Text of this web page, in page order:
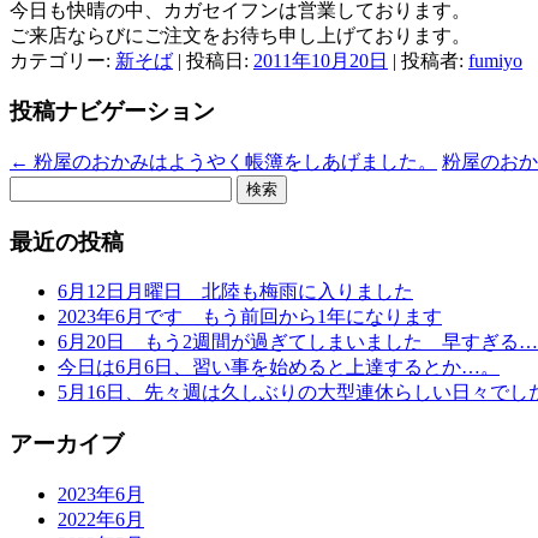
今日も快晴の中、カガセイフンは営業しております。
ご来店ならびにご注文をお待ち申し上げております。
カテゴリー: 新そば | 投稿日: 2011年10月20日 | 投稿者: fumiyo
投稿ナビゲーション
← 粉屋のおかみはようやく帳簿をしあげました。 粉屋のお
最近の投稿
6月12日月曜日 北陸も梅雨に入りました
2023年6月です もう前回から1年になります
6月20日 もう2週間が過ぎてしまいました 早すぎる…
今日は6月6日、習い事を始めると上達するとか…。
5月16日、先々週は久しぶりの大型連休らしい日々でし
アーカイブ
2023年6月
2022年6月